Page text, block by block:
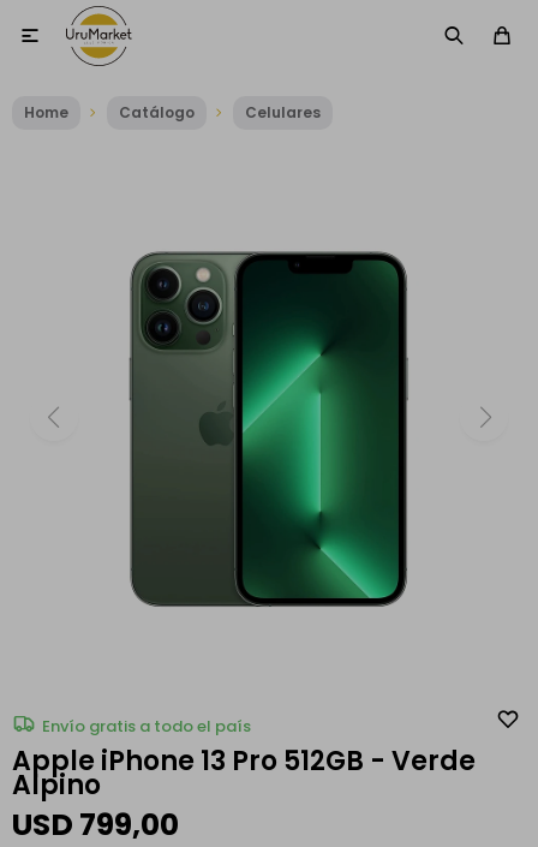

Home Catálogo Celulares
Envío gratis a todo el país
Apple iPhone 13 Pro 512GB - Verde
Alpino
USD 799,00